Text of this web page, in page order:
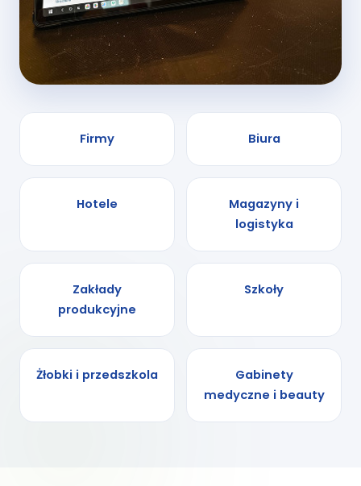
Firmy Biura
Hotele
Magazyny i
logistyka
Zakłady
produkcyjne
Szkoły
Żłobki i przedszkola
Gabinety
medyczne i beauty